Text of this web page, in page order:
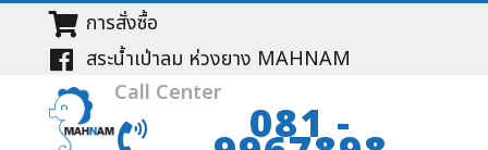
การสั่งซื้อ
สระน้ำเป่าลม ห่วงยาง MAHNAM
Call Center
081 -